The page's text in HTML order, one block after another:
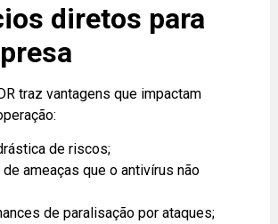
diretos para
traz vantagens que impactam
de riscos;
ameaças que o antivírus não
de paralisação por ataques;